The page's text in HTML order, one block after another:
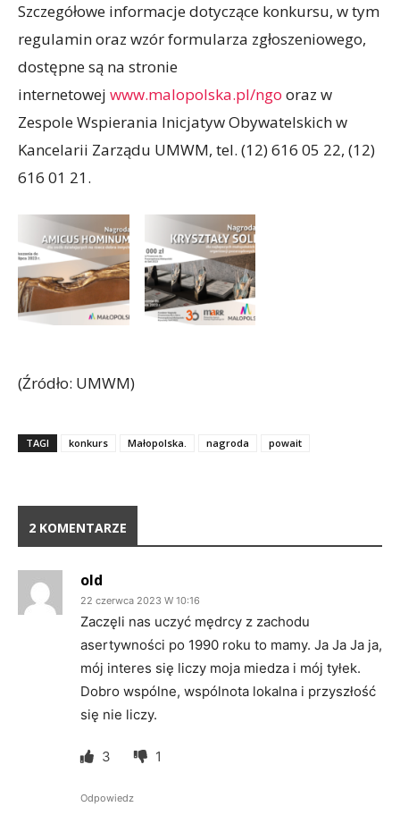
Szczegółowe informacje dotyczące konkursu, w tym
regulamin oraz wzór formularza zgłoszeniowego,
dostępne są na stronie
internetowej www.malopolska.pl/ngo oraz w
Zespole Wspierania Inicjatyw Obywatelskich w
Kancelarii Zarządu UMWM, tel. (12) 616 05 22, (12)
616 01 21.
(Źródło: UMWM)
TAGI konkurs Małopolska. nagroda powait
2 KOMENTARZE
old
22 czerwca 2023 W 10:16
Zaczęli nas uczyć mędrcy z zachodu
asertywności po 1990 roku to mamy. Ja Ja Ja ja,
mój interes się liczy moja miedza i mój tyłek.
Dobro wspólne, wspólnota lokalna i przyszłość
się nie liczy.
3 1
Odpowiedz